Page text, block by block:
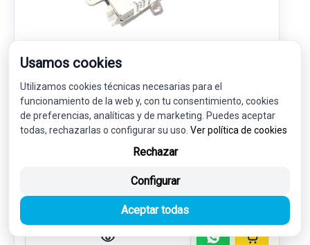
MODULO ELECTRONICO 107975500D
TESLA MODEL 3
70,00 €
OEM: 107975500D
Envío 24-48h
Usamos cookies
Utilizamos cookies técnicas necesarias para el
funcionamiento de la web y, con tu consentimiento, cookies
de preferencias, analíticas y de marketing. Puedes aceptar
todas, rechazarlas o configurar su uso. Ver política de cookies
Rechazar
Configurar
Aceptar todas